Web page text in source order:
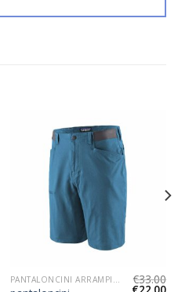
PANTALONCINI ARRAMPICATA UOMO €33.00